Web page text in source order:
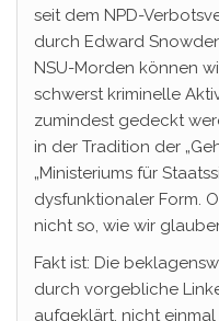
seit dem NPD-
durch Edward
NSU-Morden können
schwerst kriminelle
zumindest gedeckt
in der Tradition der
„Ministeriums für
dysfunktionaler Form.
nicht so, wie wir
Fakt ist: Die
durch vorgebliche
aufgeklärt, nicht